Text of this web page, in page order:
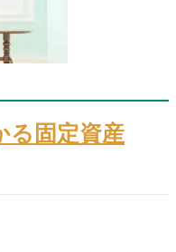
る固定資産